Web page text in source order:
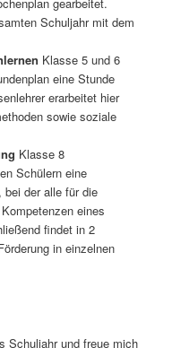
Schuljahr mit dem
Klasse 5 und 6
eine Stunde
erarbeitet hier
sowie soziale
Klasse 8
Schülern eine
bei der alle für die
eines
findet in 2
in einzelnen
Schuljahr und freue mich